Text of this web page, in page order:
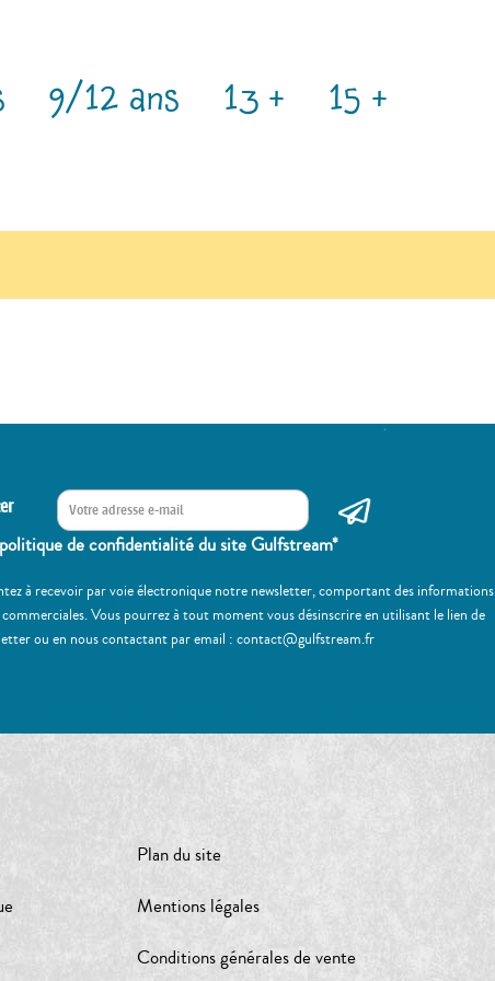
9/12 ans 13 + 15 +
de confidentialité du site Gulfstream*
à recevoir par voie électronique notre newsletter, comportant des informations
Vous pourrez à tout moment vous désinscrire en utilisant le lien de
ou en nous contactant par email : contact@gulfstream.fr
Plan du site
Mentions légales
Conditions générales de vente